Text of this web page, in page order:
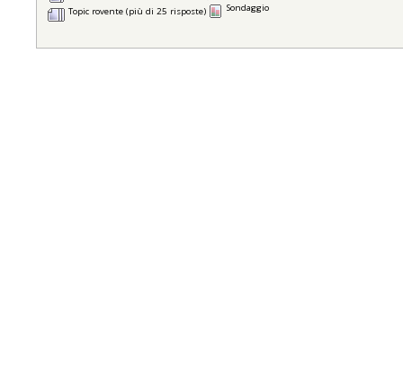
Topic rovente (più di 25 risposte)
Sondaggio